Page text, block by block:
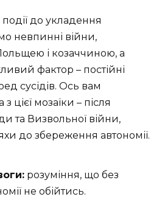
до укладення
невпинні війни,
і козаччиною, а
фактор – постійні
сусідів. Ось вам
цієї мозаїки – після
та Визвольної війни,
до збереження автономії.
розуміння, що без
не обійтись.